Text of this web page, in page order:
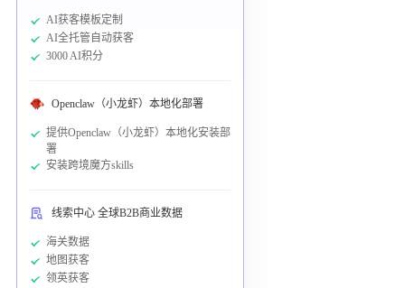
AI获客模板定制
AI全托管自动获客
3000 AI积分
Openclaw（小龙虾）本地化部署
提供Openclaw（小龙虾）本地化安装部
署
安装跨境魔方skills
线索中心 全球B2B商业数据
海关数据
地图获客
领英获客